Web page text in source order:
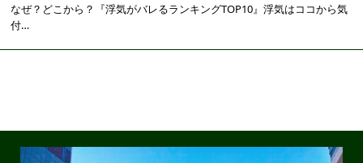
なぜ？どこから？『浮気がバレるランキングTOP10』浮気はココから気
付…